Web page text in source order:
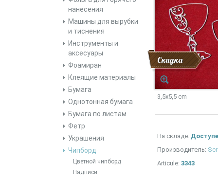
нанесения
Машины для вырубки
и тиснения
Инструменты и
аксесуары
Фоамиран
Клеящие материалы
Бумага
Однотонная бумага
Бумага по листам
Фетр
Украшения
Чипборд
Цветной чипборд
Надписи
Скидка
3,5x5,5 cm
На складе:
Производитель:
Articule: 3343